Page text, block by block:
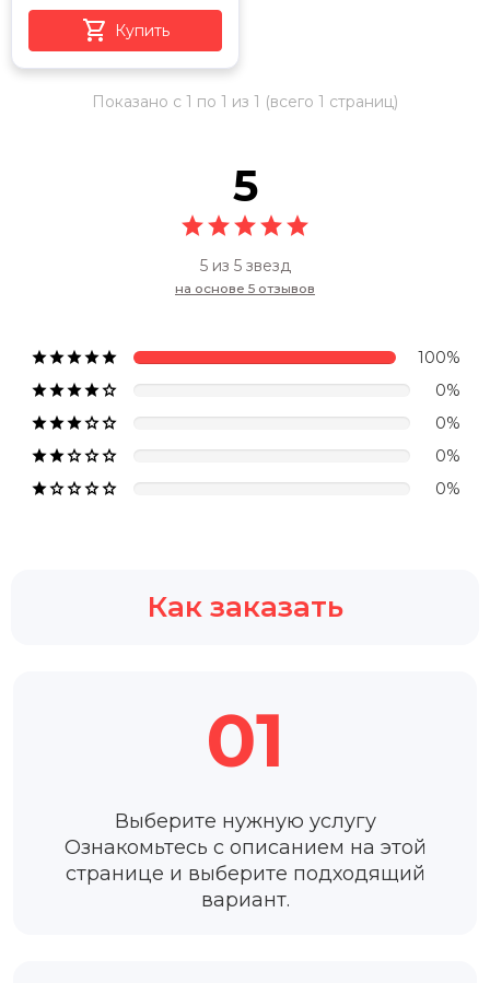
 Купить
Показано с 1 по 1 из 1 (всего 1 страниц)
5

5 из 5 звезд
на основе 5 отзывов
 100%
 0%
 0%
 0%
 0%
Как заказать
01
Выберите нужную услугу
Ознакомьтесь с описанием на этой
странице и выберите подходящий
вариант.